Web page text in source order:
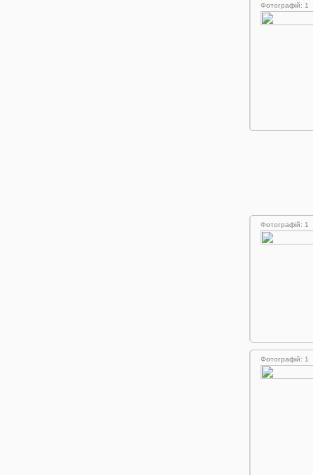
Фотографій: 1
Фотографій: 1
Фотографій: 1